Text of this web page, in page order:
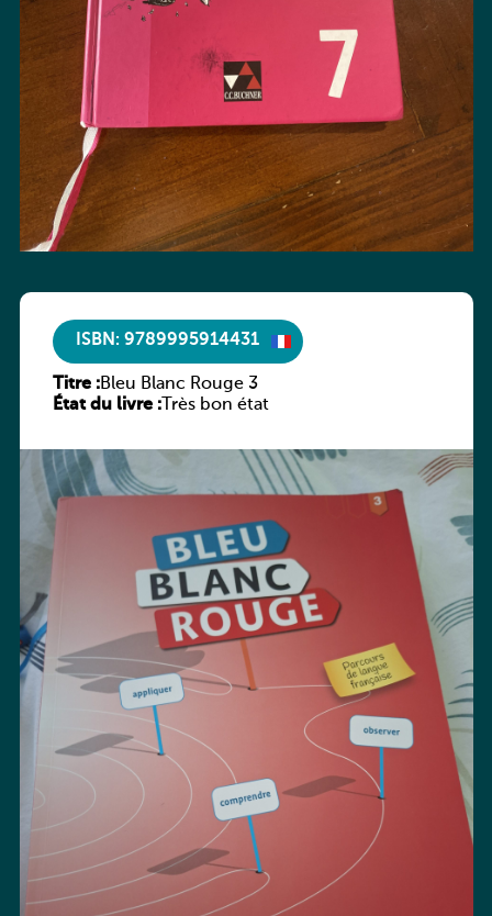
ISBN: 9789995914431
Titre :Bleu Blanc Rouge 3
État du livre :Très bon état